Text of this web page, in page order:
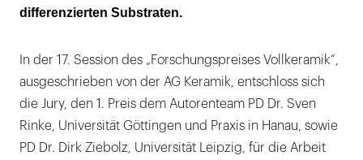
differenzierten Substraten.
In der 17. Session des „Forschungspreises Vollkeramik“,
ausgeschrieben von der AG Keramik, entschloss sich
die Jury, den 1. Preis dem Autorenteam PD Dr. Sven
Rinke, Universität Göttingen und Praxis in Hanau, sowie
PD Dr. Dirk Ziebolz, Universität Leipzig, für die Arbeit